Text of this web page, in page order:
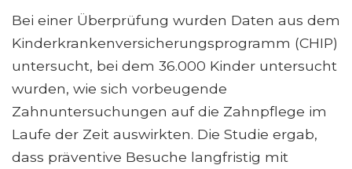
Bei einer Überprüfung wurden Daten aus dem
Kinderkrankenversicherungsprogramm (CHIP)
untersucht, bei dem 36.000 Kinder untersucht
wurden, wie sich vorbeugende
Zahnuntersuchungen auf die Zahnpflege im
Laufe der Zeit auswirkten. Die Studie ergab,
dass präventive Besuche langfristig mit